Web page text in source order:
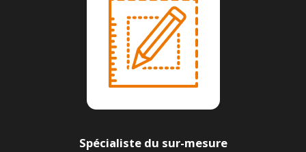
Spécialiste du sur-mesure